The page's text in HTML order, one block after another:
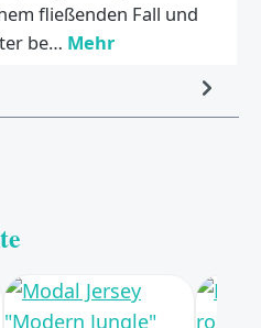
fließenden Fall und
be… Mehr